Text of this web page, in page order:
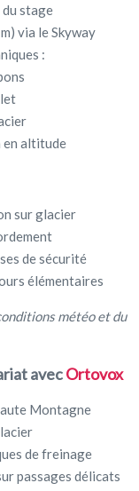
stage
via le Skyway
:
en altitude
sur glacier
de sécurité
élémentaires
météo et du
avecOrtovox
Montagne
de freinage
passages délicats